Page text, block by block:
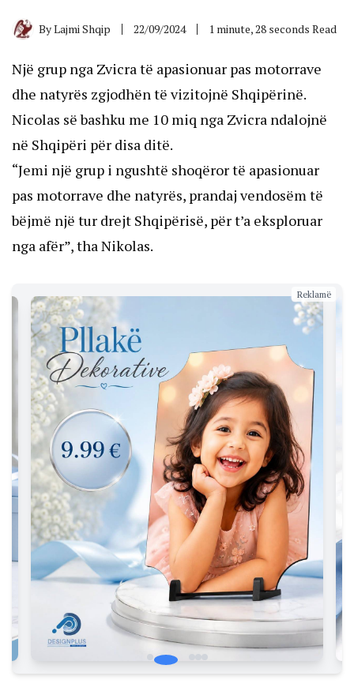
ByLajmi Shqip 22/09/2024 1 minute, 28 seconds Read
Një grup nga Zvicra të apasionuar pas motorrave
dhe natyrës zgjodhën të vizitojnë Shqipërinë.
Nicolas së bashku me 10 miq nga Zvicra ndalojnë
në Shqipëri për disa ditë.
“Jemi një grup i ngushtë shoqëror të apasionuar
pas motorrave dhe natyrës, prandaj vendosëm të
bëjmë një tur drejt Shqipërisë, për t’a eksploruar
nga afër”, tha Nikolas.
Reklamë